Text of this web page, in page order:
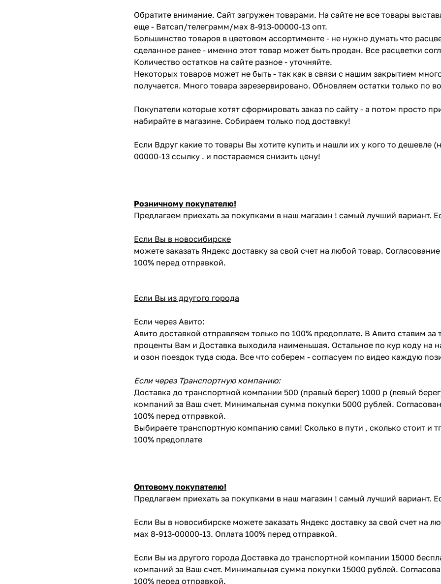
Обратите внимание. Сайт загружен товарами. На сайте не все товары
еще - Ватсап/телеграмм/мах 8-913-00000-13 опт.
Большинство товаров в цветовом ассортименте - не нужно думать что
сделанное ранее - именно этот товар может быть продан. Все расцветки
Количество остатков на сайте разное - уточняйте.
Некоторых товаров может не быть - так как в связи с нашим закрытием
получается. Много товара зарезервировано. Обновляем остатки только по
Покупатели которые хотят сформировать заказ по сайту - а потом просто
набирайте в магазине. Собираем только под доставку!
Если Вдруг какие то товары Вы хотите купить и нашли их у кого то
00000-13 ссылку . и постараемся снизить цену!
Розничному покупателю!
Предлагаем приехать за покупками в наш магазин ! самый лучший вариант.
Если Вы в новосибирске
можете заказать Яндекс доставку за свой счет на любой товар.
100% перед отправкой.
Если Вы из другого города
Если через Авито:
Авито доставкой отправляем только по 100% предоплате. В Авито ставим
проценты Вам и Доставка выходила наименьшая. Остальное по кур коду
и озон поездок туда сюда. Все что соберем - согласуем по видео каждую
Если через Транспортную компанию:
Доставка до транспортной компании 500 (правый берег) 1000 р (левый
компаний за Ваш счет. Минимальная сумма покупки 5000 рублей.
100% перед отправкой.
Выбираете транспортную компанию сами! Сколько в пути , сколько стоит и
100% предоплате
Оптовому покупателю!
Предлагаем приехать за покупками в наш магазин ! самый лучший вариант.
Если Вы в новосибирске можете заказать Яндекс доставку за свой счет на
мах 8-913-00000-13. Оплата 100% перед отправкой.
Если Вы из другого города Доставка до транспортной компании 15000
компаний за Ваш счет. Минимальная сумма покупки 15000 рублей.
100% перед отправкой.